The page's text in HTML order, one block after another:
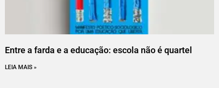
Entre a farda e a educação: escola não é quartel
LEIA MAIS »